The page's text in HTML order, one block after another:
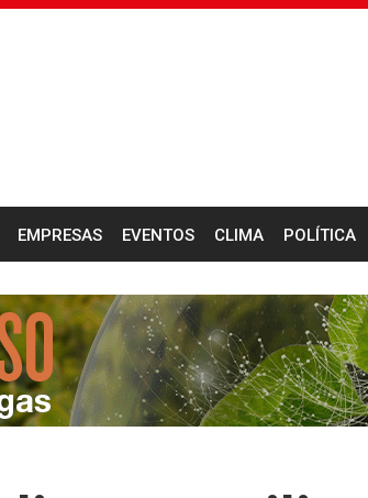
EMPRESAS EVENTOS CLIMA POLÍTICA